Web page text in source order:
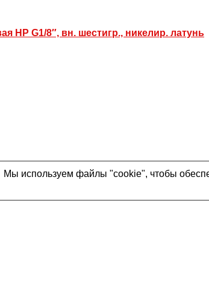
НР G1/8″, вн. шестигр., никелир. латунь
Мы используем файлы "cookie", чтобы